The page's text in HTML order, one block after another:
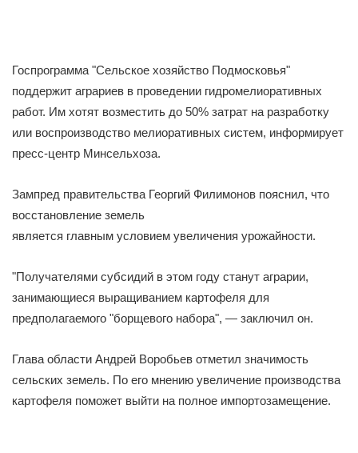
Госпрограмма "Сельское хозяйство Подмосковья"
поддержит аграриев в проведении гидромелиоративных
работ. Им хотят возместить до 50% затрат на разработку
или воспроизводство мелиоративных систем, информирует
пресс-центр Минсельхоза.
Зампред правительства Георгий Филимонов пояснил, что
восстановление земель
является главным условием увеличения урожайности.
"Получателями субсидий в этом году станут аграрии,
занимающиеся выращиванием картофеля для
предполагаемого "борщевого набора", — заключил он.
Глава области Андрей Воробьев отметил значимость
сельских земель. По его мнению увеличение производства
картофеля поможет выйти на полное импортозамещение.